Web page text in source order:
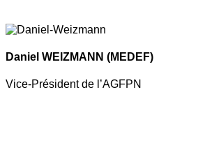
Daniel WEIZMANN (MEDEF)
Vice-Président de l’AGFPN